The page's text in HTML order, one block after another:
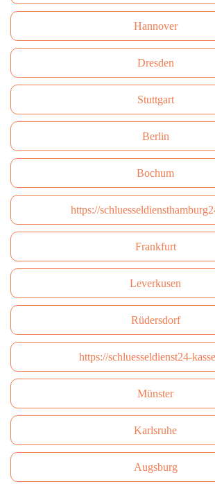
Hannover
Dresden
Stuttgart
Berlin
Bochum
https://
Frankfurt
Leverkusen
Rüdersdorf
https://schluesseldienst24-
Münster
Karlsruhe
Augsburg